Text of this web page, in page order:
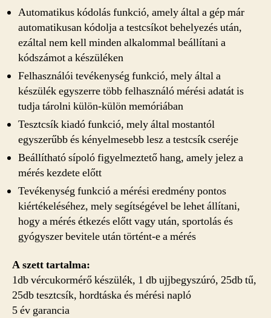
Automatikus kódolás funkció, amely által a gép már
automatikusan kódolja a testcsíkot behelyezés után,
ezáltal nem kell minden alkalommal beállítani a
kódszámot a készüléken
Felhasználói tevékenység funkció, mely által a
készülék egyszerre több felhasználó mérési adatát is
tudja tárolni külön-külön memóriában
Tesztcsík kiadó funkció, mely által mostantól
egyszerűbb és kényelmesebb lesz a testcsík cseréje
Beállítható sípoló figyelmeztető hang, amely jelez a
mérés kezdete előtt
Tevékenység funkció a mérési eredmény pontos
kiértékeléséhez, mely segítségével be lehet állítani,
hogy a mérés étkezés előtt vagy után, sportolás és
gyógyszer bevitele után történt-e a mérés
A szett tartalma:
1db vércukormérő készülék, 1 db ujjbegyszúró, 25db tű,
25db tesztcsík, hordtáska és mérési napló
5 év garancia